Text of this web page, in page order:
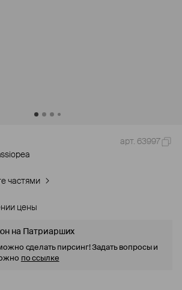
арт. 63997
частями
цены
на Патриарших
сделать пирсинг! Задать вопросы и
по ссылке